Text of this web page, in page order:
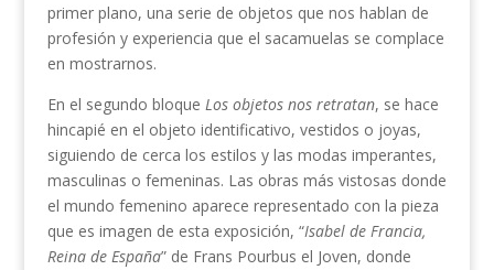
primer plano, una serie de objetos que nos hablan de
profesión y experiencia que el sacamuelas se complace
en mostrarnos.
En el segundo bloque Los objetos nos retratan, se hace
hincapié en el objeto identificativo, vestidos o joyas,
siguiendo de cerca los estilos y las modas imperantes,
masculinas o femeninas. Las obras más vistosas donde
el mundo femenino aparece representado con la pieza
que es imagen de esta exposición, “Isabel de Francia,
Reina de España” de Frans Pourbus el Joven, donde